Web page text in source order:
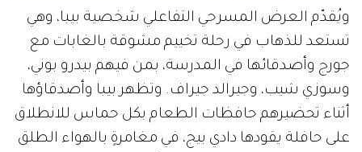
ويُقدّم العرض المسرحي التفاعلي شخصية بيبا، وهي
تستعد للذهاب في رحلة تخييم مشوقة بالغابات مع
جورج وأصدقائها في المدرسة، بمن فيهم بيدرو بوني،
وسوزي شيب، وجيرالد جيراف. وتظهر بيبا وأصدقاؤها
أثناء تحضيرهم حافظات الطعام بكل حماس للانطلاق
على حافلة يقودها دادي بيج، في مغامرةٍ بالهواء الطلق